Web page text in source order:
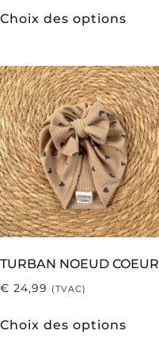
Choix des options
TURBAN NOEUD COEUR
€ 24,99 (TVAC)
Choix des options